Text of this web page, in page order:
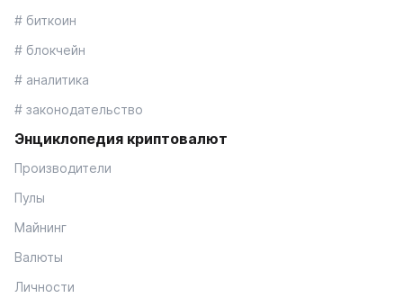
# биткоин
# блокчейн
# аналитика
# законодательство
Энциклопедия криптовалют
Производители
Пулы
Майнинг
Валюты
Личности